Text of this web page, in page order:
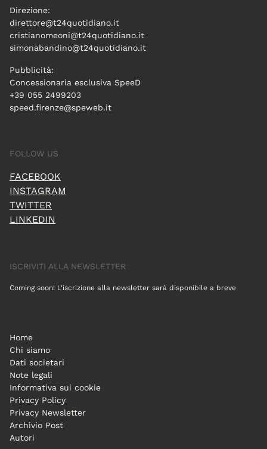
Direzione:
direttore@t24quotidiano.it
cristianomeoni@t24quotidiano.it
simonabandino@t24quotidiano.it
Pubblicità:
Concessionaria esclusiva SpeeD
+39 055 2499203
speed.firenze@speweb.it
FOLLOW US
FACEBOOK
INSTAGRAM
TWITTER
LINKEDIN
ISCRIVITI ALLA NEWSLETTER
Coming soon! L'iscrizione alla newsletter sarà disponibile a breve
Home
Chi siamo
Dati societari
Note legali
Informativa sui cookie
Privacy Policy
Privacy Newsletter
Archivio Post
Autori